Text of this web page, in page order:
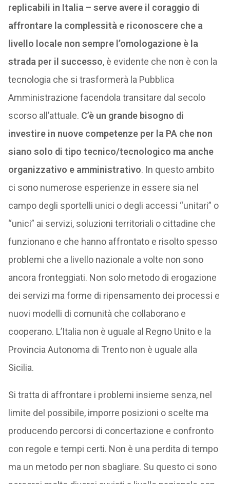
replicabili in Italia – serve avere il coraggio di
affrontare la complessità e riconoscere che a
livello locale non sempre l’omologazione è la
strada per il successo, è evidente che non è con la
tecnologia che si trasformerà la Pubblica
Amministrazione facendola transitare dal secolo
scorso all’attuale. C’è un grande bisogno di
investire in nuove competenze per la PA che non
siano solo di tipo tecnico/tecnologico ma anche
organizzativo e amministrativo. In questo ambito
ci sono numerose esperienze in essere sia nel
campo degli sportelli unici o degli accessi “unitari” o
“unici” ai servizi, soluzioni territoriali o cittadine che
funzionano e che hanno affrontato e risolto spesso
problemi che a livello nazionale a volte non sono
ancora fronteggiati. Non solo metodo di erogazione
dei servizi ma forme di ripensamento dei processi e
nuovi modelli di comunità che collaborano e
cooperano. L’Italia non è uguale al Regno Unito e la
Provincia Autonoma di Trento non è uguale alla
Sicilia.
Si tratta di affrontare i problemi insieme senza, nel
limite del possibile, imporre posizioni o scelte ma
producendo percorsi di concertazione e confronto
con regole e tempi certi. Non è una perdita di tempo
ma un metodo per non sbagliare. Su questo ci sono